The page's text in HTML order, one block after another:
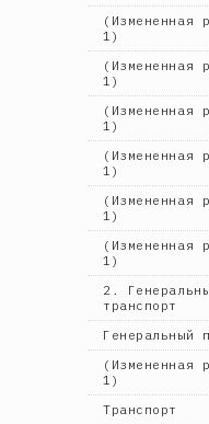
(Измененная
1)
(Измененная
1)
(Измененная
1)
(Измененная
1)
(Измененная
1)
(Измененная
1)
2.
транспорт
Генеральный
(Измененная
1)
Транспорт